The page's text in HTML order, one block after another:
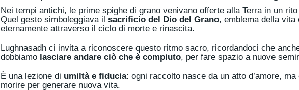
Nei tempi antichi, le prime spighe di grano venivano offerte alla Terra in un
Quel gesto simboleggiava il sacrificio del Dio del Grano, emblema della vita
eternamente attraverso il ciclo di morte e rinascita.
Lughnasadh ci invita a riconoscere questo ritmo sacro, ricordandoci che
dobbiamo lasciare andare ciò che è compiuto, per fare spazio a nuove
È una lezione di umiltà e fiducia: ogni raccolto nasce da un atto d’amore,
morire per generare nuova vita.